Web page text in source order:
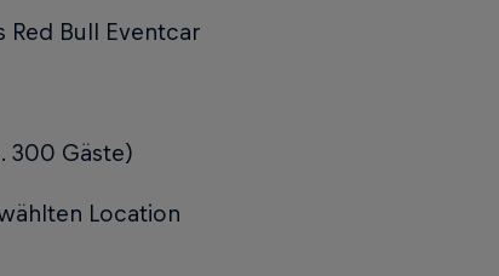
Red Bull Eventcar
300 Gäste)
Location